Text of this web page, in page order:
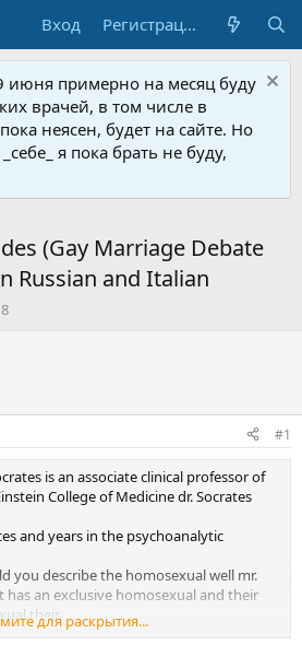
Вход Регистрация
июня примерно на месяц буду
врачей, в том числе в
неясен, будет на сайте. Но
я пока брать не буду,
(Gay Marriage Debate
Russian and Italian
#1
is an associate clinical professor of
College of Medicine dr. Socrates
and years in the psychoanalytic
you describe the homosexual well mr.
an exclusive homosexual and their
their
is not true homosexuality is the person
для раскрытия...